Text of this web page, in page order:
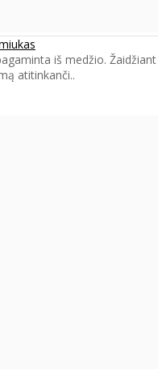
iš medžio.
atitinkanči..